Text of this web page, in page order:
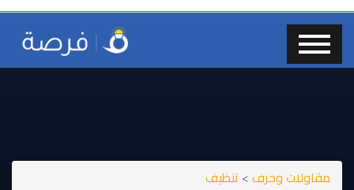
مقاولات وحرف> تنظيف